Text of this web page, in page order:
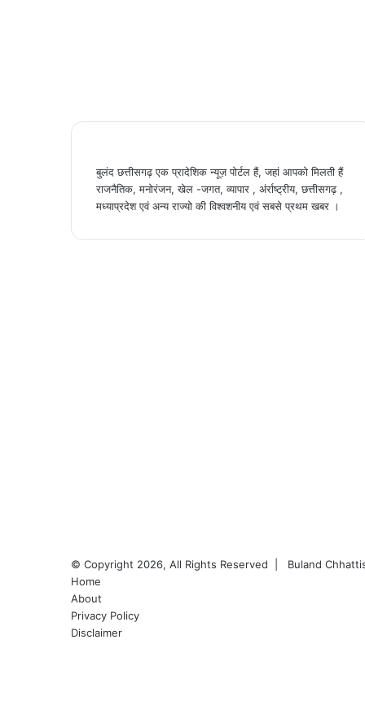
बुलंद छत्तीसगढ़ एक प्रादेशिक न्यूज़ पोर्टल हैं, जहां आपको मिलती हैं
राजनैतिक, मनोरंजन, खेल -जगत, व्यापार , अंर्राष्ट्रीय, छत्तीसगढ़ ,
मध्याप्रदेश एवं अन्य राज्यो की विश्वशनीय एवं सबसे प्रथम खबर ।
© Copyright 2026, All Rights Reserved |
Buland
Home
About
Privacy Policy
Disclaimer